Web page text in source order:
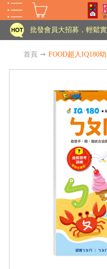
批發會員大招募，輕鬆
老師您好!!幼教會員火熱
海外購物免煩惱！點我
批發會員大招募，輕鬆
老師您好!!幼教會員火
海外購物免煩惱！點我
首頁 ➙ FOOD超人IQ180